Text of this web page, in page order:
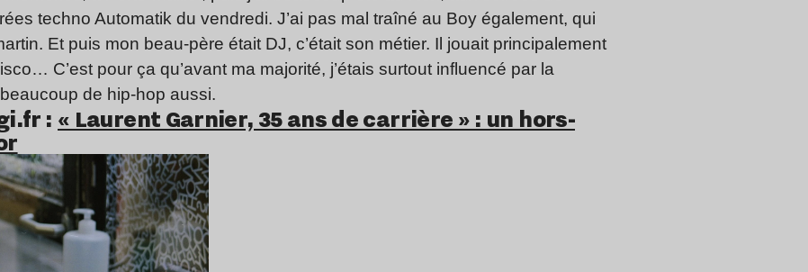
techno Automatik du vendredi. J’ai pas mal traîné au Boy également, qui
Et puis mon beau-père était DJ, c’était son métier. Il jouait principalement
C’est pour ça qu’avant ma majorité, j’étais surtout influencé par la
de hip-hop aussi.
: « Laurent Garnier, 35 ans de carrière » : un hors-